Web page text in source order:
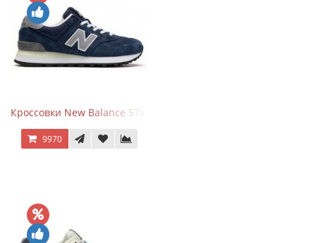
Кроссовки New Balance 574 Classic Blue Grey
9970